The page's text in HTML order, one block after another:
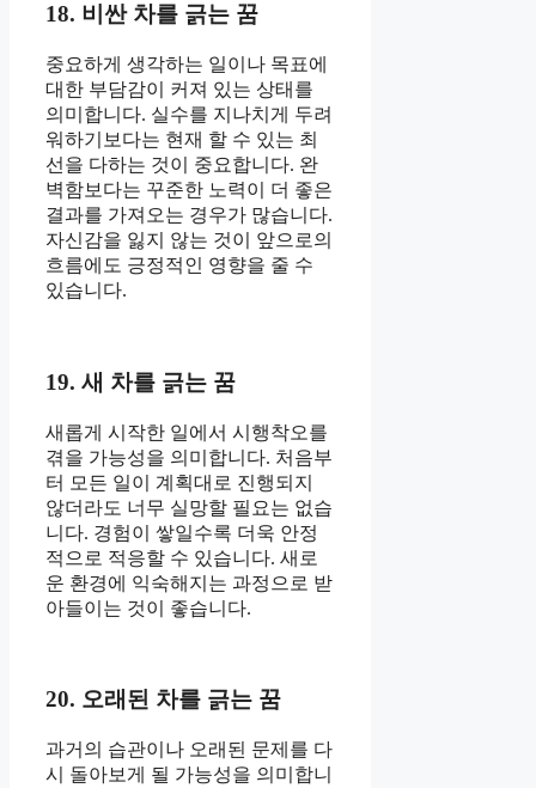
18. 비싼 차를 긁는 꿈
중요하게 생각하는 일이나 목표에
대한 부담감이 커져 있는 상태를
의미합니다. 실수를 지나치게 두려
워하기보다는 현재 할 수 있는 최
선을 다하는 것이 중요합니다. 완
벽함보다는 꾸준한 노력이 더 좋은
결과를 가져오는 경우가 많습니다.
자신감을 잃지 않는 것이 앞으로의
흐름에도 긍정적인 영향을 줄 수
있습니다.
19. 새 차를 긁는 꿈
새롭게 시작한 일에서 시행착오를
겪을 가능성을 의미합니다. 처음부
터 모든 일이 계획대로 진행되지
않더라도 너무 실망할 필요는 없습
니다. 경험이 쌓일수록 더욱 안정
적으로 적응할 수 있습니다. 새로
운 환경에 익숙해지는 과정으로 받
아들이는 것이 좋습니다.
20. 오래된 차를 긁는 꿈
과거의 습관이나 오래된 문제를 다
시 돌아보게 될 가능성을 의미합니